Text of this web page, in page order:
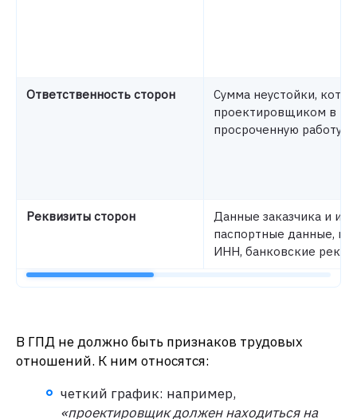
Ответственность сторон
Сумма неустойки,
проектировщиком в
просроченную работу.
Реквизиты сторон
Данные заказчика и
паспортные данные,
ИНН, банковские
В ГПД не должно быть признаков трудовых
отношений. К ним относятся:
четкий график: например,
«проектировщик должен находиться на